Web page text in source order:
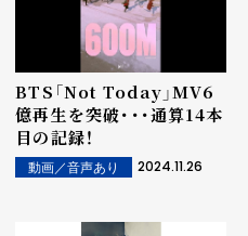
BTS「Not Today」MV6
億再生を突破･･･通算14本
目の記録！
動画／音声あり 2024.11.26